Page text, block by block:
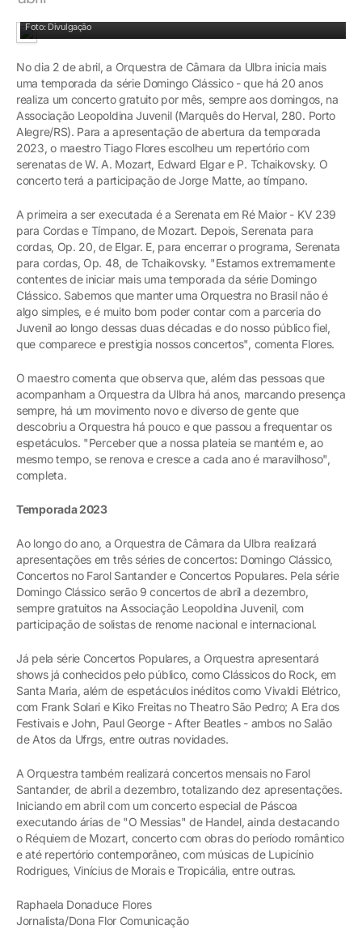
Foto: Divulgação
No dia 2 de abril, a Orquestra de Câmara da Ulbra inicia mais
uma temporada da série Domingo Clássico - que há 20 anos
realiza um concerto gratuito por mês, sempre aos domingos, na
Associação Leopoldina Juvenil (Marquês do Herval, 280. Porto
Alegre/RS). Para a apresentação de abertura da temporada
2023, o maestro Tiago Flores escolheu um repertório com
serenatas de W. A. Mozart, Edward Elgar e P. Tchaikovsky. O
concerto terá a participação de Jorge Matte, ao tímpano.
A primeira a ser executada é a Serenata em Ré Maior - KV 239
para Cordas e Tímpano, de Mozart. Depois, Serenata para
cordas, Op. 20, de Elgar. E, para encerrar o programa, Serenata
para cordas, Op. 48, de Tchaikovsky. "Estamos extremamente
contentes de iniciar mais uma temporada da série Domingo
Clássico. Sabemos que manter uma Orquestra no Brasil não é
algo simples, e é muito bom poder contar com a parceria do
Juvenil ao longo dessas duas décadas e do nosso público fiel,
que comparece e prestigia nossos concertos", comenta Flores.
O maestro comenta que observa que, além das pessoas que
acompanham a Orquestra da Ulbra há anos, marcando presença
sempre, há um movimento novo e diverso de gente que
descobriu a Orquestra há pouco e que passou a frequentar os
espetáculos. "Perceber que a nossa plateia se mantém e, ao
mesmo tempo, se renova e cresce a cada ano é maravilhoso",
completa.
Temporada 2023
Ao longo do ano, a Orquestra de Câmara da Ulbra realizará
apresentações em três séries de concertos: Domingo Clássico,
Concertos no Farol Santander e Concertos Populares. Pela série
Domingo Clássico serão 9 concertos de abril a dezembro,
sempre gratuitos na Associação Leopoldina Juvenil, com
participação de solistas de renome nacional e internacional.
Já pela série Concertos Populares, a Orquestra apresentará
shows já conhecidos pelo público, como Clássicos do Rock, em
Santa Maria, além de espetáculos inéditos como Vivaldi Elétrico,
com Frank Solari e Kiko Freitas no Theatro São Pedro; A Era dos
Festivais e John, Paul George - After Beatles - ambos no Salão
de Atos da Ufrgs, entre outras novidades.
A Orquestra também realizará concertos mensais no Farol
Santander, de abril a dezembro, totalizando dez apresentações.
Iniciando em abril com um concerto especial de Páscoa
executando árias de "O Messias" de Handel, ainda destacando
o Réquiem de Mozart, concerto com obras do período romântico
e até repertório contemporâneo, com músicas de Lupicínio
Rodrigues, Vinícius de Morais e Tropicália, entre outras.
Raphaela Donaduce Flores
Jornalista/Dona Flor Comunicação